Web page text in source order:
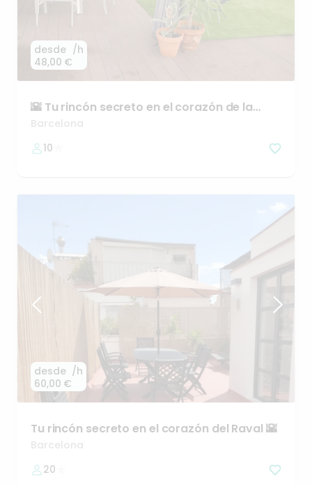
desde
48,00 €
/h
🌇 Tu rincón secreto en el corazón de la
ciudad
🔥🍷
Barcelona
10
desde
60,00 €
/h
Tu rincón secreto en el corazón del Raval 🌇
Barcelona
20